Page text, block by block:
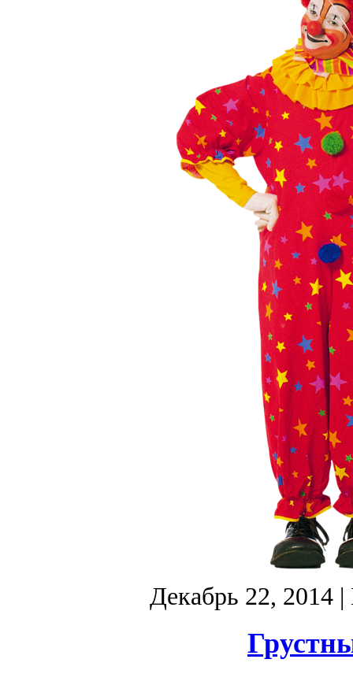
Декабрь 22, 2014|